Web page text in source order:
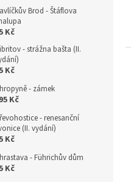
Brod - Štáflova
Kč
- strážna bašta (II.
Kč
- zámek
Kč
- renesanční
(II. vydání)
Kč
- Führichův dům
Kč